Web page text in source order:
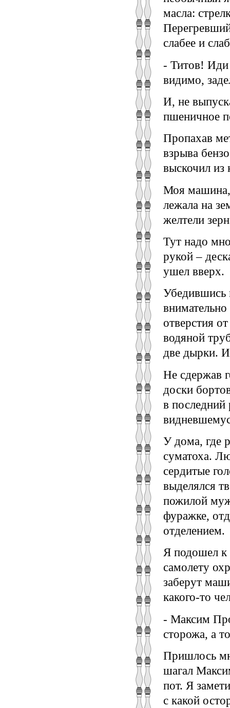
масла:
слабее и
- Титов!
видимо,
И, не
пшеничное
Пропахав
взрыва
выскочил из
Моя машина,
лежала на
желтели
Тут надо
рукой –
ушел вверх.
Убедившись
отверстия
водяной
две дырки.
Не сдержав
доски
в последний
У дома, где
суматоха.
сердитые
выделялся
пожилой
фуражке,
отделением.
Я подошел к
самолету
заберут
какого-то
- Максим
сторожа, а
Пришлось
шагал
пот. Я
с какой